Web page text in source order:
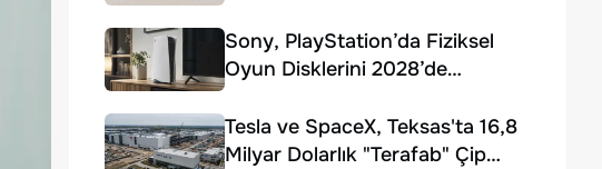
Sony, PlayStation’da Fiziksel
Oyun Disklerini 2028’de
Tesla ve SpaceX, Teksas'ta 16,8
Milyar Dolarlık "Terafab" Çip